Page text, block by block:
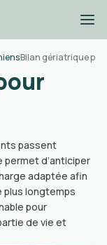
Bilan gériatrique
passent
permet d’anticiper
adaptée afin
plus longtemps
pour
de vie et